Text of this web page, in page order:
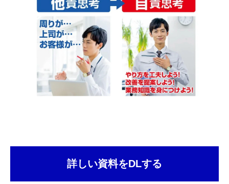
詳しい資料をDLする